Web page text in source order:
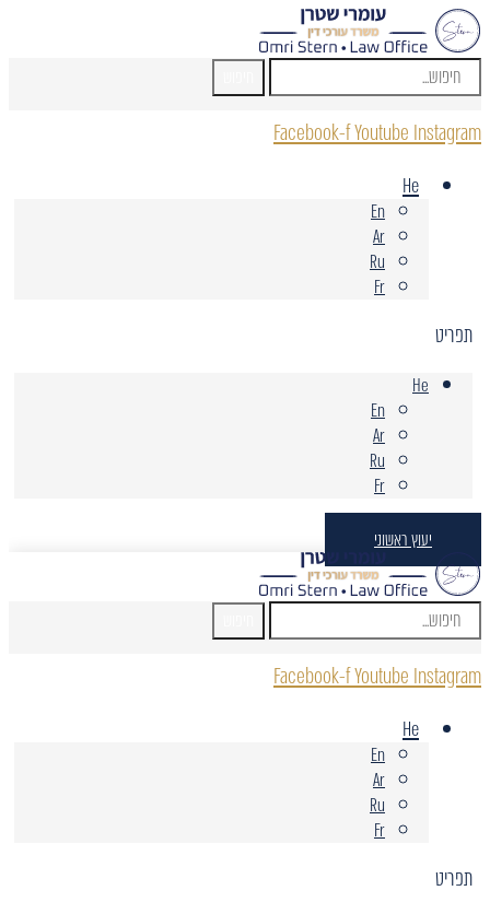
Facebook-fYoutube Instagram
He
En
Ar
Ru
Fr
תפריט
He
En
Ar
Ru
Fr
יעוץ ראשוני
Facebook-fYoutube Instagram
He
En
Ar
Ru
Fr
תפריט